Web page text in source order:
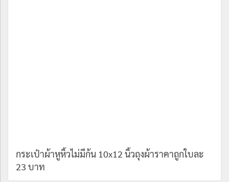
กระเป๋าผ้าหูหิ้วไม่มีก้น 10x12 นิ้วถุงผ้าราคาถูกใบละ
23 บาท